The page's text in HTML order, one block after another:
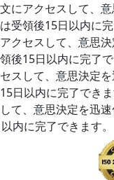
にアクセスして、
受領後15日以内に完
クセスして、意思
後15日以内に完了で
スして、意思決定を
日以内に完了できま
て、意思決定を迅
内に完了できます。